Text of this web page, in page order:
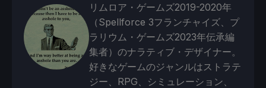
リムロア・ゲームズ2019-2020年
（Spellforce 3フランチャイズ、プ
ラリウム・ゲームズ2023年伝承編
集者）のナラティブ・デザイナー。
好きなゲームのジャンルはストラテ
ジー、RPG、シミュレーション、